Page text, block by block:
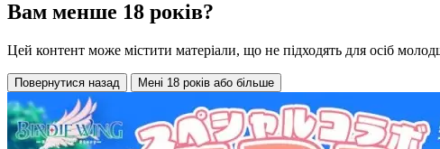
Вам менше 18 років?
Цей контент може містити матеріали, що не підходять для осіб
Повернутися назад Мені 18 років або більше